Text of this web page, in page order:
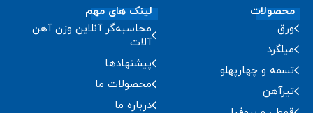
محصولات
ورق
میلگرد
تسمه و چهارپهلو
تیرآهن
لینک های مهم
محاسبه‌گر آنلاین وزن آهن
آلات
پیشنهادها
محصولات ما
درباره ما